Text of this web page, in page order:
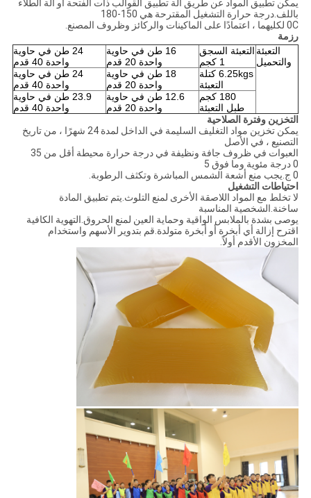
يمكن تطبيق المواد عن طريق آلة تطبيق القوالب ذات الفتحة أو آلة الطلاء
باللف.درجة حرارة التشغيل المقترحة هي 150-180
0C لكليهما ، اعتمادًا على الماكينات والركائز وظروف المصنع.
رزمة
التعبئة
والتحميل
التعبئة السجق
1 كجم
16 طن في حاوية
واحدة 20 قدم
24 طن في حاوية
واحدة 40 قدم
6.25kgs كتلة
التعبئة
18 طن في حاوية
واحدة 20 قدم
24 طن في حاوية
واحدة 40 قدم
180 كجم
طبل التعبئة
12.6 طن في حاوية
واحدة 20 قدم
23.9 طن في حاوية
واحدة 40 قدم
التخزين وفترة الصلاحية
يمكن تخزين مواد التغليف السليمة في الداخل لمدة 24 شهرًا ، من تاريخ
التصنيع ، في الأصل
العبوات في ظروف جافة ونظيفة في درجة حرارة محيطة أقل من 35
0 درجة مئوية وما فوق 5
0 ج.يجب منع أشعة الشمس المباشرة وتكثف الرطوبة.
احتياطات التشغيل
لا تخلط مع المواد اللاصقة الأخرى لمنع التلوث.يتم تطبيق المادة
ساخنة.الشخصية المناسبة
يوصى بشدة بالملابس الواقية وحماية العين لمنع الحروق.التهوية الكافية
اقترح إزالة أي أبخرة أو أبخرة متولدة.قم بتدوير الأسهم واستخدام
المخزون الأقدم أولاً.